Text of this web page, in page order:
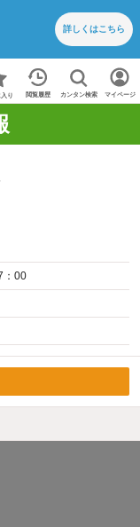
詳しくはこちら
り 閲覧履歴 カンタン検索 マイページ
：00